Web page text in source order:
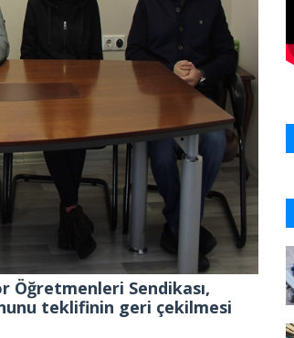
Öğretmenleri Sendikası,
teklifinin geri çekilmesi